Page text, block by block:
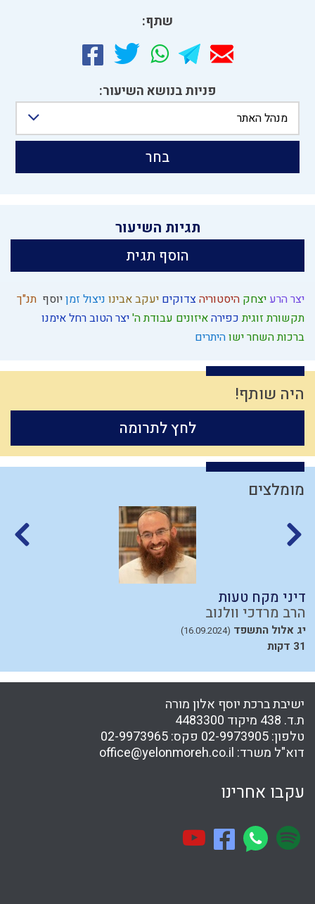
יצר הרע יצחק היסטוריהצדוקים יעקב אבינו ניצול זמןיוסף תנ"ך
תקשורת זוגיתכפירהאיזונים עבודת ה'יצר הטוברחל אימנו
ברכות השחרישוהיתרים
היה שותף!
לחץ לתרומה
שתף:
פניות בנושא השיעור:
מנהל האתר
בחר
תגיות השיעור
הוסף תגית
מומלצים
דיני מקח טעות
הרב מרדכי וולנוב
יג אלול התשפד (16.09.2024)
31 דקות
ישיבת ברכת יוסף אלון מורה
ת.ד. 438 מיקוד 4483300
טלפון:02-9973905 פקס:02-9973965
דוא"ל משרד: office@yelonmoreh.co.il
עקבו אחרינו